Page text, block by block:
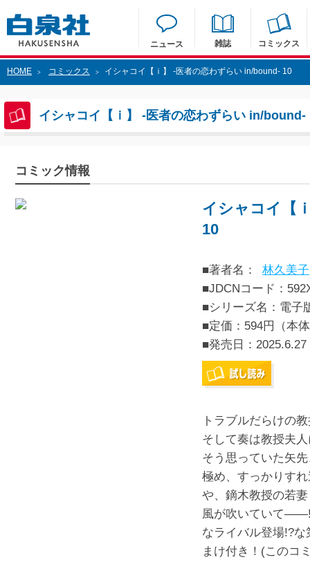
ニュース 雑誌 コミックス
HOME > コミックス > イシャコイ【ｉ】 -医者の恋わずらい in/bound- 10
イシャコイ【ｉ】 -医者の恋わずらい in/bound-
コミック情報
イシャコイ【
10
■著者名：
林久美子
■JDCNコード：
■シリーズ名：電子
■定価：594円（本
■発売日： 2025.6.27
トラブルだらけの
そして奏は教授夫
そう思っていた矢
極め、すっかりす
や、鏑木教授の若
風が吹いていて
なライバル登場!?
まけ付き！(このコ